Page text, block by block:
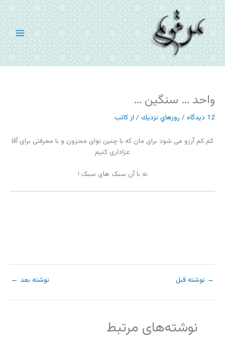
پرش
به
محتوا
واحد … سنگین …
12 دیدگاه / روزهاي نزديك / از کاتب
کم کم آرزو می شود برای مان که با چنین نوای محزون و با معرفتی برای آقا
عزاداری کنیم
نه با آن سبک های سبک !
→ نوشته قبل نوشته بعد ←
نوشته‌های مرتبط